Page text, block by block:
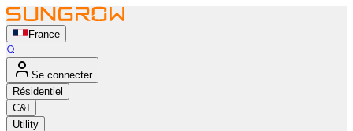
France
Se connecter
Résidentiel
C&I
Utility